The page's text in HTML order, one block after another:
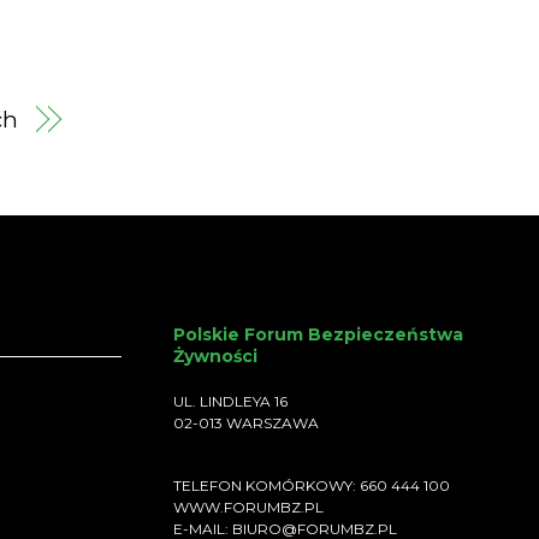
Polskie Forum Bezpieczeństwa
Żywności
UL. LINDLEYA 16
02-013 WARSZAWA
TELEFON KOMÓRKOWY: 660 444 100
WWW.FORUMBZ.PL
E-MAIL: BIURO@FORUMBZ.PL